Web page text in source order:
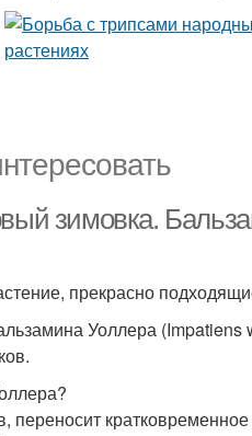
зимовка.
прекрасно
Уоллера
переносит